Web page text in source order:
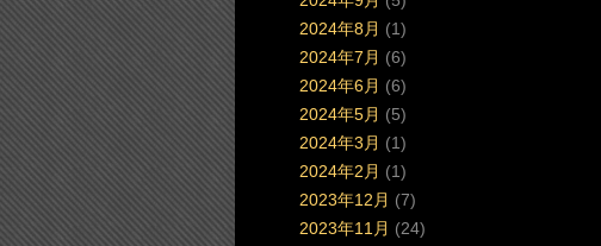
2024年8月 (1)
2024年7月 (6)
2024年6月 (6)
2024年5月 (5)
2024年3月 (1)
2024年2月 (1)
2023年12月 (7)
2023年11月 (24)